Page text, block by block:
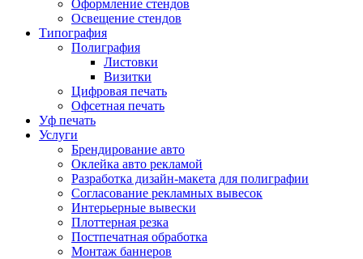
Оформление стендов
Освещение стендов
Типография
Полиграфия
Листовки
Визитки
Цифровая печать
Офсетная печать
Уф печать
Услуги
Брендирование авто
Оклейка авто рекламой
Разработка дизайн-макета для полиграфии
Согласование рекламных вывесок
Интерьерные вывески
Плоттерная резка
Постпечатная обработка
Монтаж баннеров